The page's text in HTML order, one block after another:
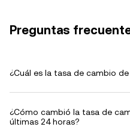
Preguntas
¿Cuál es la tasa de cambio de
¿Cómo cambió la tasa de
últimas 24 horas?